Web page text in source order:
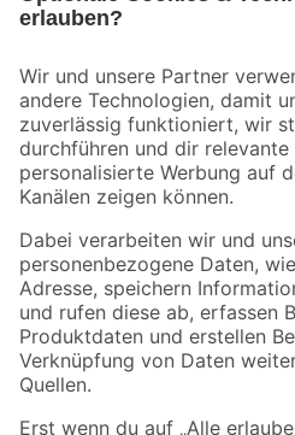
Der toom Newsletter: Keine Angebote und
Zur Newsletter Anmeldung
Folge uns
Zahlungsarten
Sicher einkaufen